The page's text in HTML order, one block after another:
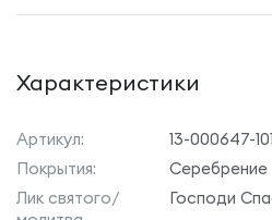
Характеристики
Артикул:
13-000647-
Покрытия:
Серебрение
Лик святого/
Господи